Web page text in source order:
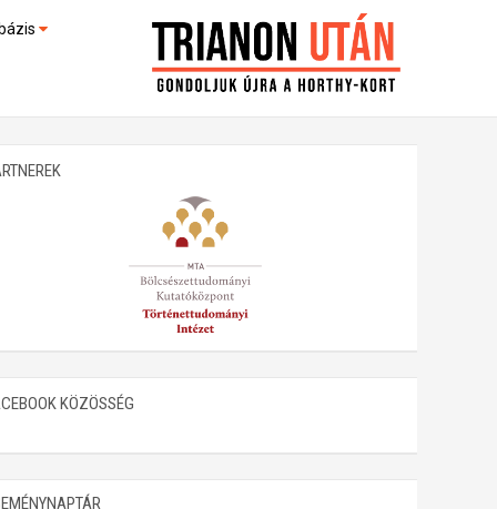
(feltöltés alatt)
KÖZÖSSÉG